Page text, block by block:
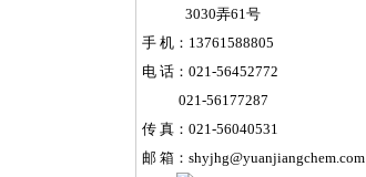
3030弄61号
手 机 ： 13761588805
电 话：021-56452772
021-56177287
传 真：021-56040531
邮 箱：shyjhg@yuanjiangchem.com